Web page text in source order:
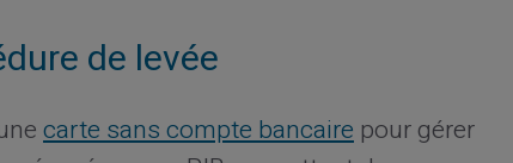
de levée
carte sans compte bancaire pour gérer